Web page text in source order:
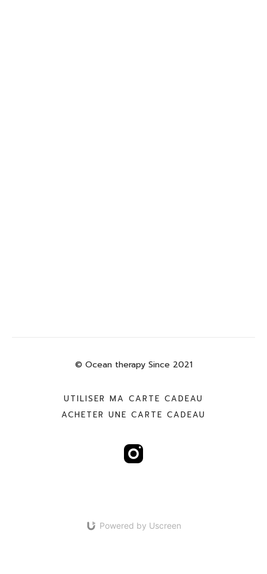
© Ocean therapy Since 2021
UTILISER MA CARTE CADEAU
ACHETER UNE CARTE CADEAU
Powered by Uscreen